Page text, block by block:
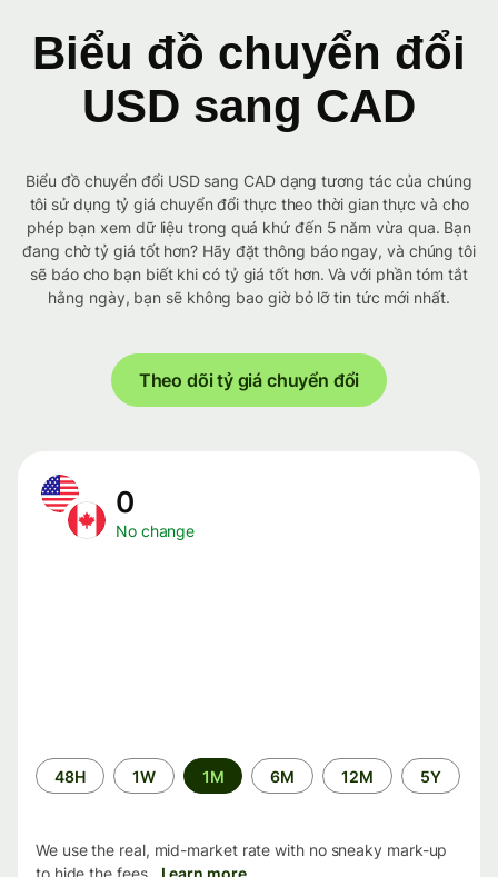
Biểu đồ chuyển đổi
USD sang CAD
Biểu đồ chuyển đổi USD sang CAD dạng tương tác của chúng
tôi sử dụng tỷ giá chuyển đổi thực theo thời gian thực và cho
phép bạn xem dữ liệu trong quá khứ đến 5 năm vừa qua. Bạn
đang chờ tỷ giá tốt hơn? Hãy đặt thông báo ngay, và chúng tôi
sẽ báo cho bạn biết khi có tỷ giá tốt hơn. Và với phần tóm tắt
hằng ngày, bạn sẽ không bao giờ bỏ lỡ tin tức mới nhất.
Theo dõi tỷ giá chuyển đổi
0
No change
Time
period
48H 1W 1M 6M 12M 5Y
We use the real, mid-market rate with no sneaky mark-up